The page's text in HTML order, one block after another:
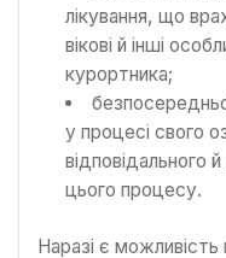
лікування, що
вікові й інші
курортника;
у процесі свого
відповідального
цього процесу.
Наразі є можливість